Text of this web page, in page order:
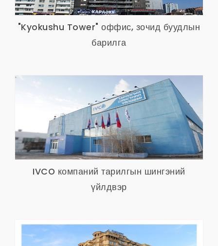
"Kyokushu Tower" оффис, зочид буудлын
барилга
IVCO компаний тарилгын шингэний
үйлдвэр